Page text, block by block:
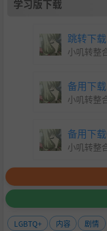
学习版下载
跳转下载
小叽转整
备用下载
小叽转整
备用下
小叽转整
LGBTQ+ 内容 剧情